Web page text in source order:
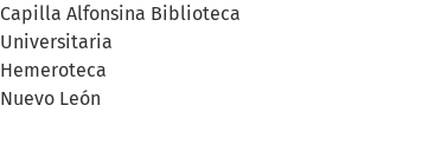
Capilla Alfonsina Biblioteca
Universitaria
Hemeroteca
Nuevo León